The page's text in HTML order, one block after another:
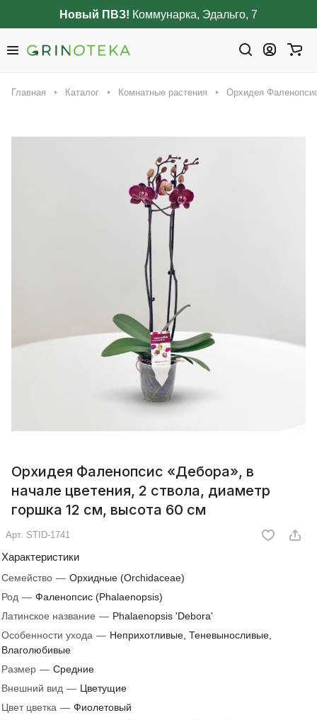
Новый ПВЗ! Коммунарка, Эдальго, 7
Главная Каталог Комнатные растения Орхидея
Орхидея Фаленопсис «Дебора», в
начале цветения, 2 ствола, диаметр
горшка 12 см, высота 60 см
Арт. STID-1741
Характеристики
Семейство — Орхидные (Orchidaceae)
Род — Фаленопсис (Phalaenopsis)
Латинское название — Phalaenopsis 'Debora'
Особенности ухода — Неприхотливые, Теневыносливые,
Влаголюбивые
Размер — Средние
Внешний вид — Цветущие
Цвет цветка — Фиолетовый